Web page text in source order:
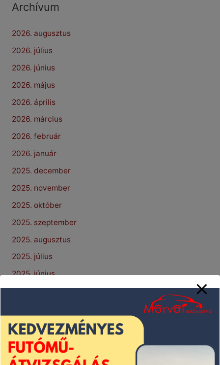
Archívum
2026. augusztus
2026. július
2026. június
2026. május
2026. április
2026. március
2026. február
2026. január
2025. december
2025. november
2025. október
2025. szeptember
2025. augusztus
2025. július
2025. június
2025. május
2025. március
2025. február
2025. január